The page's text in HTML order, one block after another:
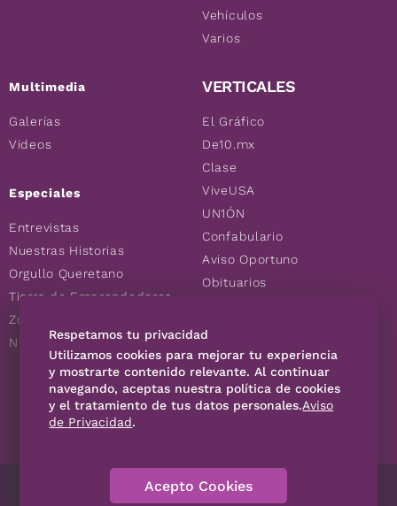
Multimedia
Galerías
Videos
Especiales
Entrevistas
Nuestras Historias
Orgullo Queretano
Tierra de Emprendedores
Zoociales
Nuevos Queretanos
Vehículos
Varios
VERTICALES
El Gráfico
De10.mx
Clase
ViveUSA
UN1ÓN
Confabulario
Aviso Oportuno
Obituarios
Consultas
SÍGUENOS
Contáctanos Código de Ética
Respetamos tu privacidad
Utilizamos cookies para mejorar tu experiencia
y mostrarte contenido relevante. Al continuar
navegando, aceptas nuestra política de cookies
y el tratamiento de tus datos personales.Aviso
de Privacidad.
Acepto Cookies